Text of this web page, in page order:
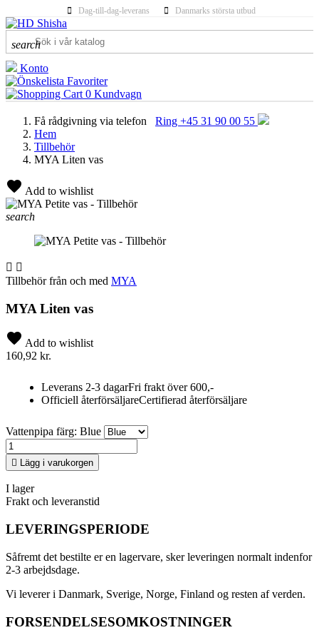
Dag-till-dag-leverans Danmarks största utbud
search
Konto
Favoriter
0 Kundvagn
Få rådgivning via telefon
Ring +45 31 90 00 55
Hem
Tillbehör
MYA Liten vas
Add to wishlist
search
 
Tillbehör från och med MYA
MYA Liten vas
Add to wishlist
160,92 kr.
Leverans 2-3 dagarFri frakt över 600,-
Officiell återförsäljareCertifierad återförsäljare
Vattenpipa färg: Blue
 Lägg i varukorgen
I lager
Frakt och leveranstid
LEVERINGSPERIODE
Såfremt det bestilte er en lagervare, sker leveringen normalt indenfor
2-3 arbejdsdage.
Vi leverer i Danmark, Sverige, Norge, Finland og resten af verden.
FORSENDELSESOMKOSTNINGER